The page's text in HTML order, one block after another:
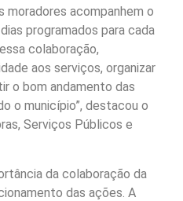
moradores acompanhem o
programados para cada
colaboração,
aos serviços, organizar
o bom andamento das
o município”, destacou o
Serviços Públicos e
da colaboração da
das ações. A